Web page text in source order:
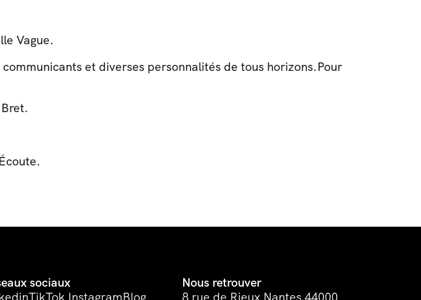
Vague.
et diverses personnalités de tous horizons.Pour
sociaux
Nous retrouver